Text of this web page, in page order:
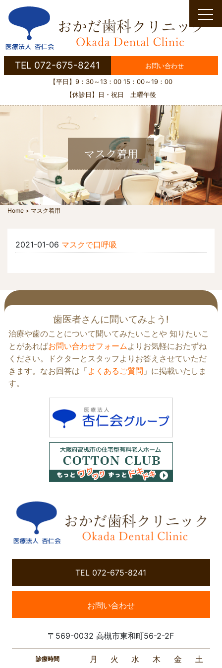
Skip
content
TEL 072-675-8241
お問い合わせ
【平日】9：30～13：00 15：00～19：00
【休診日】日・祝日 土曜午後
マスク着用
Home > マスク着用
2021-01-06 マスクで口呼吸
歯医者さんに聞いてみよう!
治療や歯のことについて聞いてみたいことや 知りたいこ
とがあればお問い合わせフォームよりお気軽におたずね
ください。ドクターとスタッフよりお答えさせていただ
きます。なお回答は「よくあるご質問 」に掲載いたしま
す。
TEL 072-675-8241
お問い合わせ
〒569-0032 高槻市東和町56-2-2F
診療時間 月 火 水 木 金 土